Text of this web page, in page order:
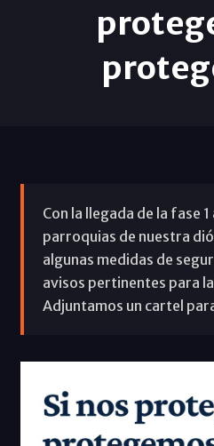
Con la llegada de la fase 1
parroquias de nuestra
algunas medidas de
avisos pertinentes para
Adjuntamos un cartel